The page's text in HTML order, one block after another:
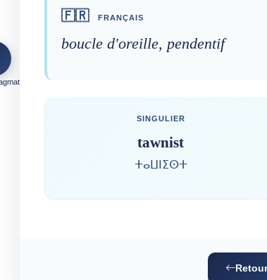
🇫🇷 FRANÇAIS
boucle d'oreille, pendentif
SINGULIER
tawnist
ⵜⴰⵡⵏⵉⵙⵜ